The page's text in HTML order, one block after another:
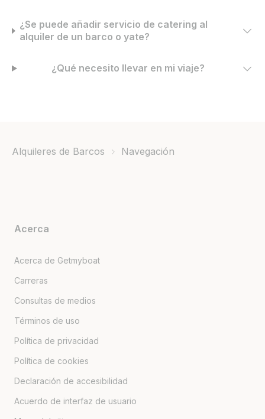
¿Se puede añadir servicio de catering al
alquiler de un barco o yate?
¿Qué necesito llevar en mi viaje?
Alquileres de Barcos Navegación
Acerca
Acerca de Getmyboat
Carreras
Consultas de medios
Términos de uso
Política de privacidad
Política de cookies
Declaración de accesibilidad
Acuerdo de interfaz de usuario